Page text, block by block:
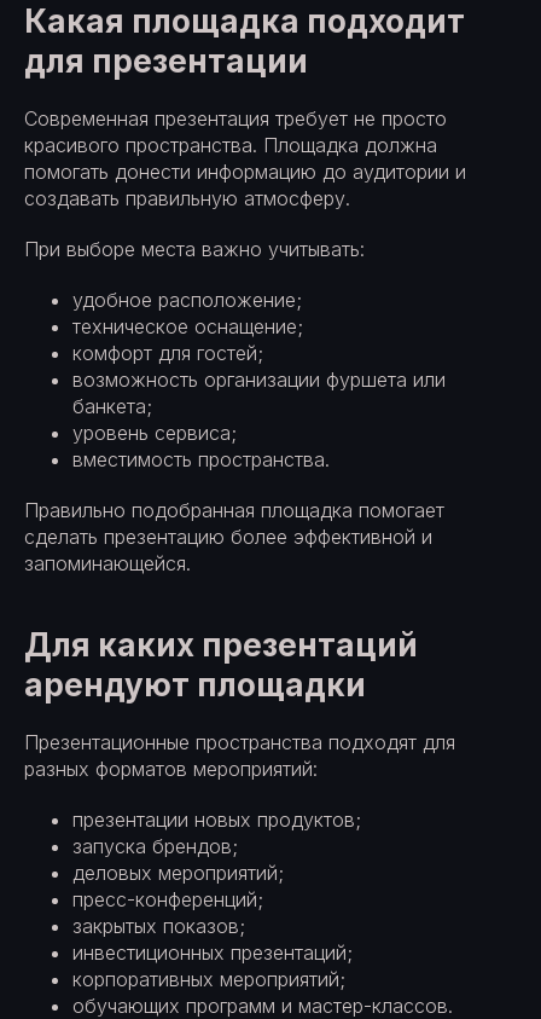
Какая площадка подходит
для презентации
Современная презентация требует не просто
красивого пространства. Площадка должна
помогать донести информацию до аудитории и
создавать правильную атмосферу.
При выборе места важно учитывать:
удобное расположение;
техническое оснащение;
комфорт для гостей;
возможность организации фуршета или
банкета;
уровень сервиса;
вместимость пространства.
Правильно подобранная площадка помогает
сделать презентацию более эффективной и
запоминающейся.
Для каких презентаций
арендуют площадки
Презентационные пространства подходят для
разных форматов мероприятий:
презентации новых продуктов;
запуска брендов;
деловых мероприятий;
пресс-конференций;
закрытых показов;
инвестиционных презентаций;
корпоративных мероприятий;
обучающих программ и мастер-классов.